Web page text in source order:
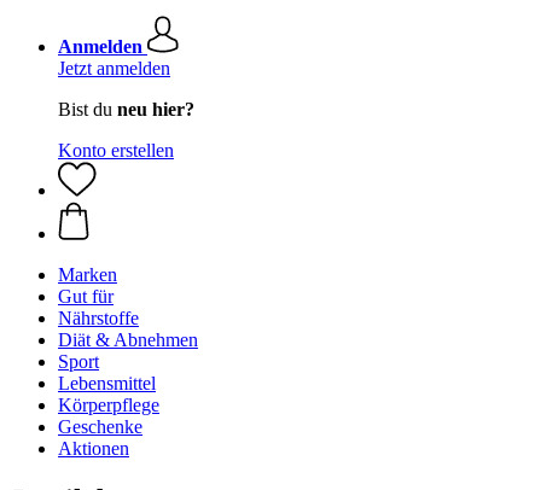
Anmelden
Jetzt anmelden
Bist du neu hier?
Konto erstellen
Marken
Gut für
Nährstoffe
Diät & Abnehmen
Sport
Lebensmittel
Körperpflege
Geschenke
Aktionen